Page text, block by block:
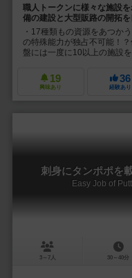
職人トークンに様々な施設
備の建設と大型販路の開拓
・17種類もの資源をあつか
の特殊能力が独占不可能！
盤には一度に10以上の施設
19
興味あり
36
経験あり
刺身にタンポポを
Easy Job of
3～7人 30～40分